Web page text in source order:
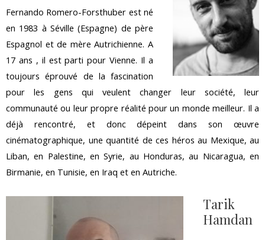
Fernando Romero-Forsthuber est né
en 1983 à Séville (Espagne) de père
Espagnol et de mère Autrichienne. A
17 ans , il est parti pour Vienne. Il a
toujours éprouvé de la fascination
pour les gens qui veulent changer leur société, leur
communauté ou leur propre réalité pour un monde meilleur. Il a
déjà rencontré, et donc dépeint dans son œuvre
cinématographique, une quantité de ces héros au Mexique, au
Liban, en Palestine, en Syrie, au Honduras, au Nicaragua, en
Birmanie, en Tunisie, en Iraq et en Autriche.
Tarik
Hamdan